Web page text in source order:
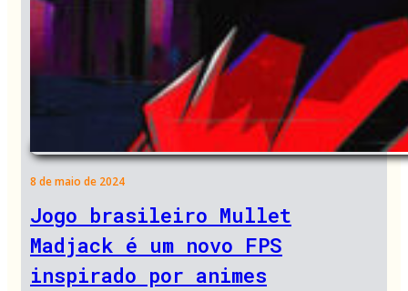
8 de maio de 2024
Jogo brasileiro Mullet
Madjack é um novo FPS
inspirado por animes